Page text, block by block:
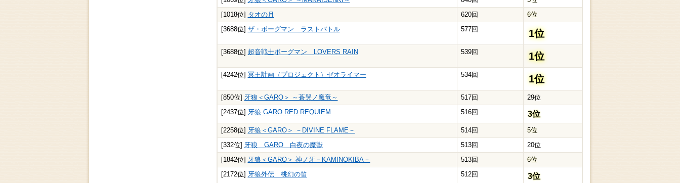
[1018位] タオの月 620回
6位
[3688位] ザ・ボーグマン ラストバトル 577回 1位
[3688位] 超音戦士ボーグマン LOVERS RAIN 539回 1位
[4242位] 冥王計画（プロジェクト）ゼオライマー 534回 1位
[850位] 牙狼＜GARO＞ ～蒼哭ノ魔竜～ 517回
29位
[2437位] 牙狼 GARO RED REQUIEM 516回 3位
[2258位] 牙狼＜GARO＞ －DIVINE FLAME－ 514回
5位
[332位] 牙狼 GARO 白夜の魔獣 513回
20位
[1842位] 牙狼＜GARO＞ 神ノ牙－KAMINOKIBA－ 513回
6位
[2172位] 牙狼外伝 桃幻の笛 512回 3位